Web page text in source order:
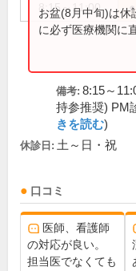
8:15～11:00 ●
お盆(8月中旬)は休
に必ず医療機関に
備考: 8:15～
持参推奨) PM
きを読む)
休診日: 土～日・祝
口コミ
医師、看護師
の対応が良い。
担当医でなくても